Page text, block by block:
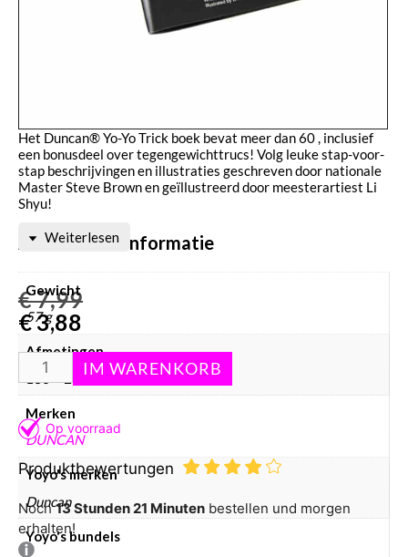
Het Duncan® Yo-Yo Trick boek bevat meer dan 60 , inclusief
een bonusdeel over tegengewichttrucs! Volg leuke stap-voor-
stap beschrijvingen en illustraties geschreven door nationale
Master Steve Brown en geïllustreerd door meesterartiest Li
Shyu!
Aanvullende informatie
Gewicht
57 g
Afmetingen
130 × 250 × 10 mm
Merken
DUNCAN
Yoyo's merken
Duncan
Yoyo's bundels
Weiterlesen
€7,99
€3,88
Produktbewertungen
Noch13 Stunden 20 Minuten bestellen und morgen
erhalten!